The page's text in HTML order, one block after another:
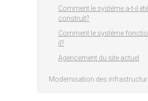
Comment le système a-t-il été
construit?
Comment le système
il?
Agencement du site actuel
Modernisation des